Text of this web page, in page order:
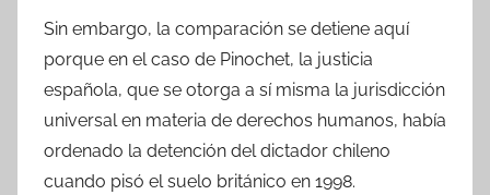
Sin embargo, la comparación se detiene aquí
porque en el caso de Pinochet, la justicia
española, que se otorga a sí misma la jurisdicción
universal en materia de derechos humanos, había
ordenado la detención del dictador chileno
cuando pisó el suelo británico en 1998.